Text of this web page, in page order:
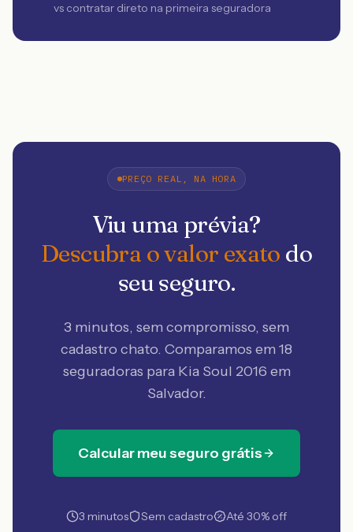
vs contratar direto na primeira seguradora
PREÇO REAL, NA HORA
Viu uma prévia?
Descubra o valor exato do
seu seguro.
3 minutos, sem compromisso, sem
cadastro chato. Comparamos em 18
seguradoras para Kia Soul 2016 em
Salvador.
Calcular meu seguro grátis
3 minutos Sem cadastro Até 30% off